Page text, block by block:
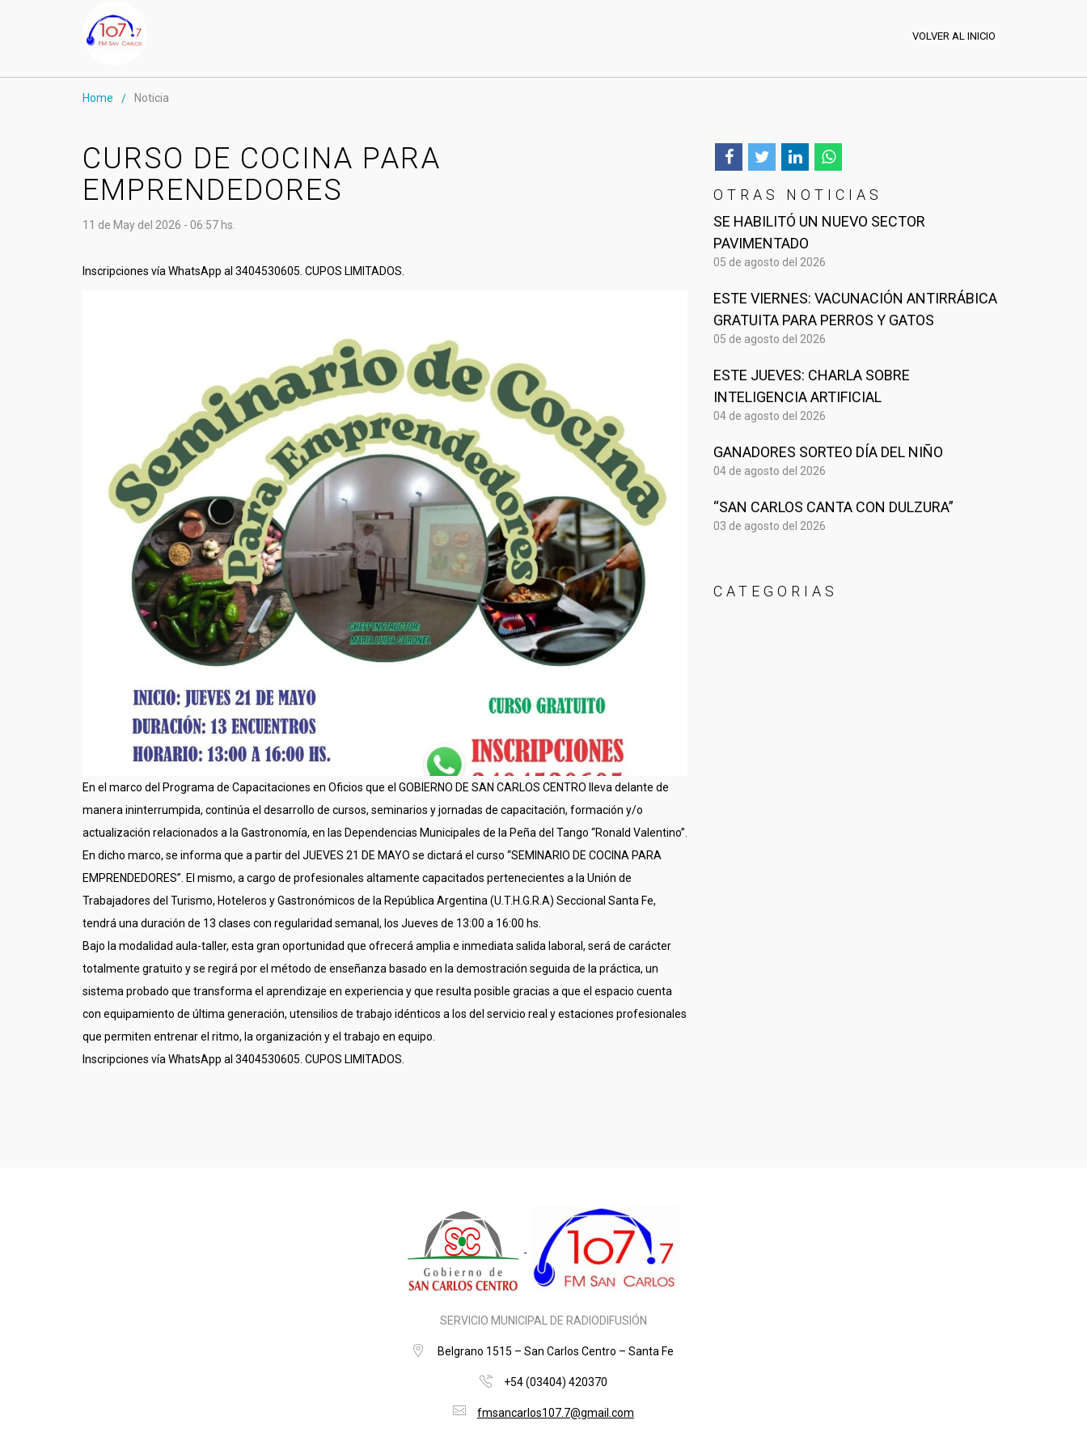
VOLVER AL INICIO
Home / Noticia
CURSO DE COCINA PARA
EMPRENDEDORES
11 de May del 2026 - 06:57 hs.
Inscripciones vía WhatsApp al 3404530605. CUPOS LIMITADOS.
En el marco del Programa de Capacitaciones en Oficios que el GOBIERNO DE SAN CARLOS CENTRO lleva delante de
manera ininterrumpida, continúa el desarrollo de cursos, seminarios y jornadas de capacitación, formación y/o
actualización relacionados a la Gastronomía, en las Dependencias Municipales de la Peña del Tango “Ronald Valentino”.
En dicho marco, se informa que a partir del JUEVES 21 DE MAYO se dictará el curso “SEMINARIO DE COCINA PARA
EMPRENDEDORES”. El mismo, a cargo de profesionales altamente capacitados pertenecientes a la Unión de
Trabajadores del Turismo, Hoteleros y Gastronómicos de la República Argentina (U.T.H.G.R.A) Seccional Santa Fe,
tendrá una duración de 13 clases con regularidad semanal, los Jueves de 13:00 a 16:00 hs.
Bajo la modalidad aula-taller, esta gran oportunidad que ofrecerá amplia e inmediata salida laboral, será de carácter
totalmente gratuito y se regirá por el método de enseñanza basado en la demostración seguida de la práctica, un
sistema probado que transforma el aprendizaje en experiencia y que resulta posible gracias a que el espacio cuenta
con equipamiento de última generación, utensilios de trabajo idénticos a los del servicio real y estaciones profesionales
que permiten entrenar el ritmo, la organización y el trabajo en equipo.
Inscripciones vía WhatsApp al 3404530605. CUPOS LIMITADOS.
OTRAS NOTICIAS
SE HABILITÓ UN NUEVO SECTOR
PAVIMENTADO
05 de agosto del 2026
ESTE VIERNES: VACUNACIÓN ANTIRRÁBICA
GRATUITA PARA PERROS Y GATOS
05 de agosto del 2026
ESTE JUEVES: CHARLA SOBRE
INTELIGENCIA ARTIFICIAL
04 de agosto del 2026
GANADORES SORTEO DÍA DEL NIÑO
04 de agosto del 2026
“SAN CARLOS CANTA CON DULZURA”
03 de agosto del 2026
CATEGORIAS
SERVICIO MUNICIPAL DE RADIODIFUSIÓN
Belgrano 1515 – San Carlos Centro – Santa Fe
+54 (03404) 420370
fmsancarlos107.7@gmail.com